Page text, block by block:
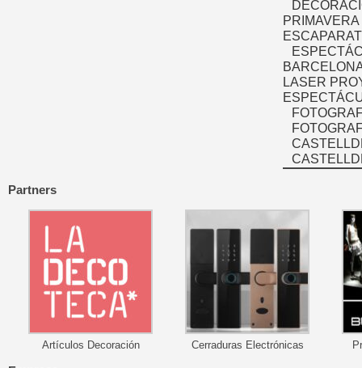
PRIMAVERA
LASER
Partners
Artículos Decoración Cerraduras Electrónicas